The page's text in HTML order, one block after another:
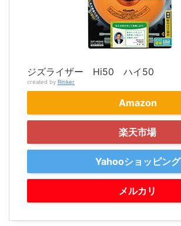
ジズライザー Hi50 ハイ50
created by Rinker
Amazon
楽天市場
Yahooショッピング
メルカリ